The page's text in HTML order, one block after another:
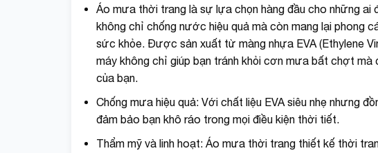
Áo mưa thời trang là sự lựa chọn hàng đầu cho những ai
không chỉ chống nước hiệu quả mà còn mang lại phong
sức khỏe. Được sản xuất từ màng nhựa EVA (Ethylene
máy không chỉ giúp bạn tránh khỏi cơn mưa bất chợt mà
của bạn.
Chống mưa hiệu quả: Với chất liệu EVA siêu nhẹ nhưng
đảm bảo bạn khô ráo trong mọi điều kiện thời tiết.
Thẩm mỹ và linh hoạt: Áo mưa thời trang thiết kế thời